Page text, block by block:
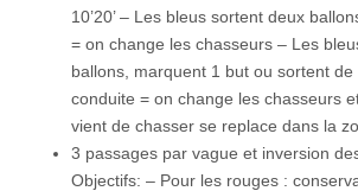
10’20’ – Les bleus sortent deux
= on change les chasseurs – Les
ballons, marquent 1 but ou sortent
conduite = on change les chasseurs
vient de chasser se replace dans la
3 passages par vague et inversion
Objectifs: – Pour les rouges :